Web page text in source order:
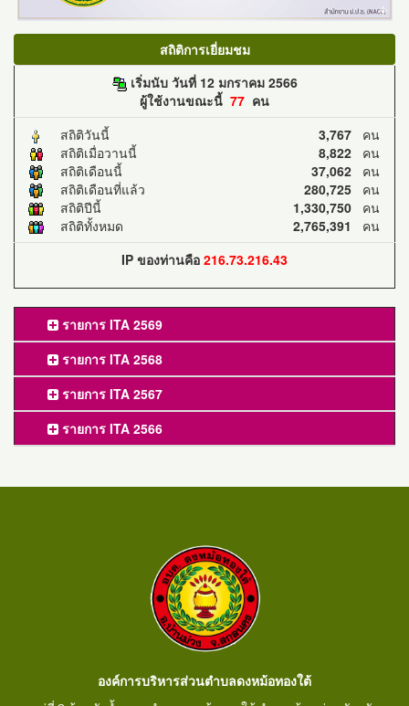
สถิติการเยี่ยมชม
เริ่มนับ วันที่ 12 มกราคม 2566
ผู้ใช้งานขณะนี้ 77 คน
สถิติวันนี้
3,767 คน
สถิติเมื่อวานนี้
8,822 คน
สถิติเดือนนี้
37,062 คน
สถิติเดือนที่แล้ว
280,725 คน
สถิติปีนี้
1,330,750 คน
สถิติทั้งหมด
2,765,391 คน
IP ของท่านคือ 216.73.216.43
รายการ ITA 2569
รายการ ITA 2568
รายการ ITA 2567
รายการ ITA 2566
องค์การบริหารส่วนตำบลดงหม้อทองใต้